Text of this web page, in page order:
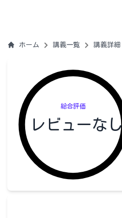
ホーム 講義一覧 講義詳細
総合評価
レビューなし